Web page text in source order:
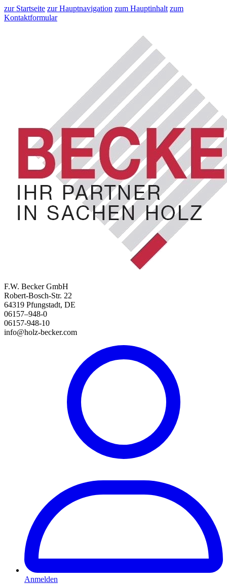
zur Startseite zur Hauptnavigation zum Hauptinhalt zum
Kontaktformular
F.W. Becker GmbH
Robert-Bosch-Str. 22
64319 Pfungstadt, DE
06157–948-0
06157-948-10
info@holz-becker.com
Anmelden